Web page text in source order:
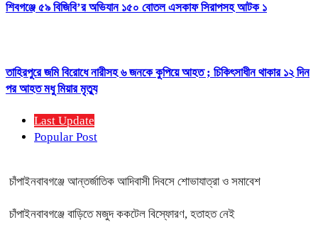
শিবগঞ্জে ৫৯ বিজিবি’র অভিযান ১৫০ বোতল এসকাফ সিরাপসহ আটক ১
তাহিরপুরে জমি বিরোধে নারীসহ ৬ জনকে কুপিয়ে আহত ; চিকিৎসাধীন থাকার ১২ দিন
পর আহত মধু মিয়ার মৃত্যু
Last Update
Popular Post
চাঁপাইনবাবগঞ্জে আন্তর্জাতিক আদিবাসী দিবসে শোভাযাত্রা ও সমাবেশ
চাঁপাইনবাবগঞ্জে বাড়িতে মজুদ ককটেল বিস্ফোরণ, হতাহত নেই